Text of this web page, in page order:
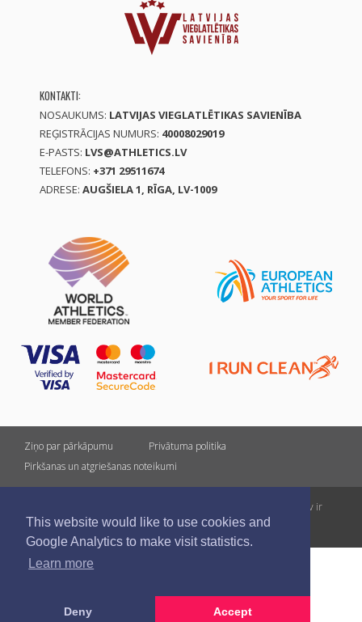
This website would like to use cookies and
Google Analytics to make visit statistics.
Learn more
Deny Accept
KONTAKTI:
NOSAUKUMS: LATVIJAS VIEGLATLĒTIKAS SAVIENĪBA
REĢISTRĀCIJAS NUMURS: 40008029019
E-PASTS: LVS@ATHLETICS.LV
TELEFONS: +371 29511674
ADRESE: AUGŠIELA 1, RĪGA, LV-1009
Ziņo par pārkāpumu
Privātuma politika
Pirkšanas un atgriešanas noteikumi
Visas tiesības rezervētas. Pārpublicēšanas gadījumā saite uz athletics.lv ir
obligāta.